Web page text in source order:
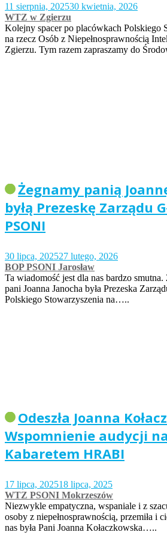
11 sierpnia, 202530 kwietnia, 2026
WTZ w Zgierzu
Kolejny spacer po placówkach Polskiego
na rzecz Osób z Niepełnosprawnością
Zgierzu. Tym razem zapraszamy do
Żegnamy panią
byłą Prezeskę Zarządu
PSONI
30 lipca, 202527 lutego, 2026
BOP PSONI Jarosław
Ta wiadomość jest dla nas bardzo smutna.
pani Joanna Janocha była Prezeska
Polskiego Stowarzyszenia na…..
Odeszła Joanna
Wspomnienie audycji
Kabaretem HRABI
17 lipca, 202518 lipca, 2025
WTZ PSONI Mokrzeszów
Niezwykle empatyczna, wspaniale i z
osoby z niepełnosprawnością, przemiła i
nas była Pani Joanna Kołaczkowska…..